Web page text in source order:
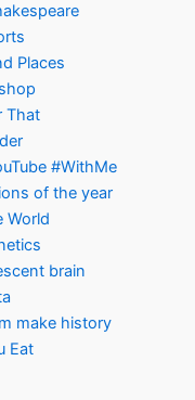
Places
That
#WithMe
of the year
World
brain
make history
Eat